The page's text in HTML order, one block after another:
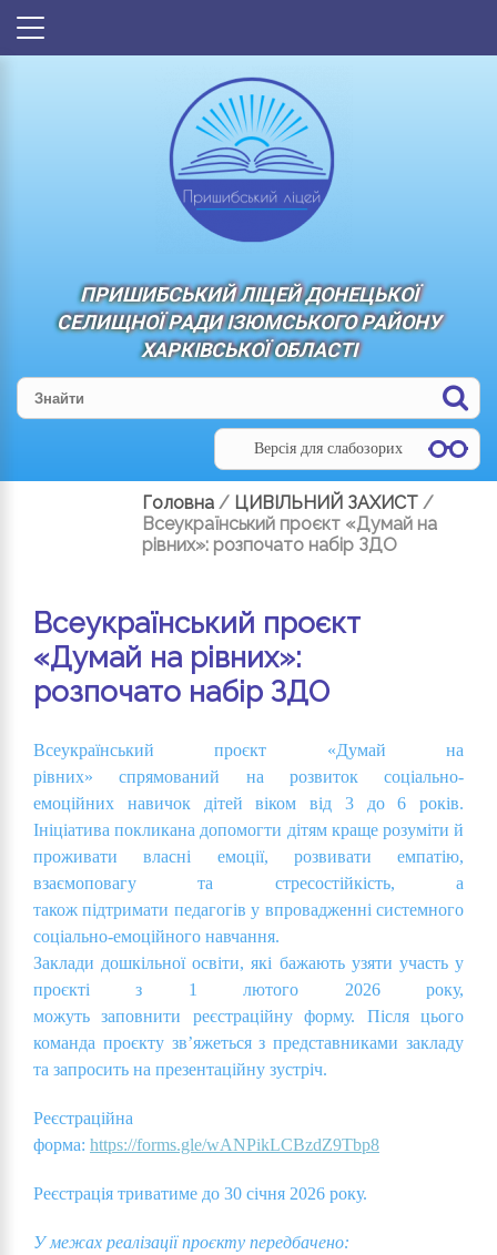
ПРИШИБСЬКИЙ ЛІЦЕЙ ДОНЕЦЬКОЇ
СЕЛИЩНОЇ РАДИ ІЗЮМСЬКОГО РАЙОНУ
ХАРКІВСЬКОЇ ОБЛАСТІ
Версія для слабозорих
Головна / ЦИВІЛЬНИЙ ЗАХИСТ /
Всеукраїнський проєкт «Думай на
рівних»: розпочато набір ЗДО
Всеукраїнський проєкт
«Думай на рівних»:
розпочато набір ЗДО
Всеукраїнський проєкт «Думай на
рівних» спрямований на розвиток соціально-
емоційних навичок дітей віком від 3 до 6 років.
Ініціатива покликана допомогти дітям краще розуміти й
проживати власні емоції, розвивати емпатію,
взаємоповагу та стресостійкість, а
також підтримати педагогів у впровадженні системного
соціально-емоційного навчання.
Заклади дошкільної освіти, які бажають узяти участь у
проєкті з 1 лютого 2026 року,
можуть заповнити реєстраційну форму. Після цього
команда проєкту зв’яжеться з представниками закладу
та запросить на презентаційну зустріч.
Реєстраційна
форма: https://forms.gle/wANPikLCBzdZ9Tbp8
Реєстрація триватиме до 30 січня 2026 року.
У межах реалізації проєкту передбачено: